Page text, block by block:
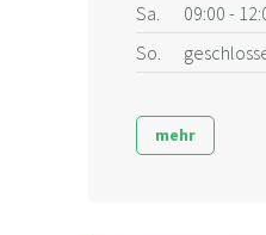
Sa.
09:00 -
So.
mehr